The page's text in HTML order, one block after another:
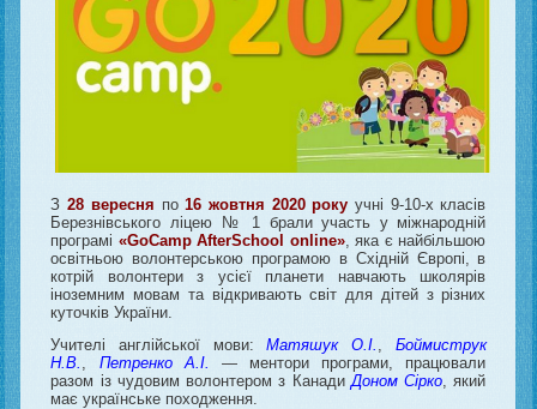
З28 вересня по16 жовтня 2020 року учні 9-10-х класів
Березнівського ліцею № 1 брали участь у міжнародній
програмі «GoCamp AfterSchool online», яка є найбільшою
освітньою волонтерською програмою в Східній Європі, в
котрій волонтери з усієї планети навчають школярів
іноземним мовам та відкривають світ для дітей з різних
куточків України.
Учителі англійської мови:Матяшук О.І.
Боймиструк
Н.В.
Петренко А.І.
— ментори програми, працювали
разом із чудовим волонтером з Канади Доном Сірко , який
має українське походження.